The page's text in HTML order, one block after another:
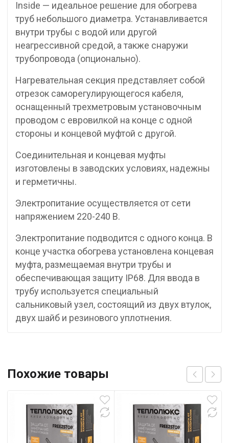
Inside — идеальное решение для обогрева
труб небольшого диаметра. Устанавливается
внутри трубы с водой или другой
неагрессивной средой, а также снаружи
трубопровода (опционально).
Нагревательная секция представляет собой
отрезок саморегулирующегося кабеля,
оснащенный трехметровым установочным
проводом с евровилкой на конце с одной
стороны и концевой муфтой с другой.
Соединительная и концевая муфты
изготовлены в заводских условиях, надежны
и герметичны.
Электропитание осуществляется от сети
напряжением 220-240 В.
Электропитание подводится с одного конца. В
конце участка обогрева установлена концевая
муфта, размещаемая внутри трубы и
обеспечивающая защиту IP68. Для ввода в
трубу используется специальный
cальниковый узел, состоящий из двух втулок,
двух шайб и резинового уплотнения.
Похожие товары